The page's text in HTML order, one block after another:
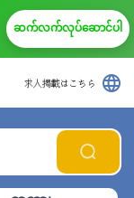
ဆက်လက်လုပ်ဆောင်ပါ
求人掲載はこちら language